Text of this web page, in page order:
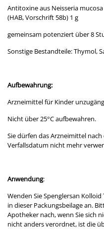
Antitoxine aus Neisseria
(HAB, Vorschrift 58b) 1 g
gemeinsam potenziert über 8
Sonstige Bestandteile: Thymol,
Aufbewahrung:
Arzneimittel für Kinder
Nicht über 25°C aufbewahren.
Sie dürfen das Arzneimittel
Verfallsdatum nicht mehr
Anwendung:
Wenden Sie Spenglersan
in dieser Packungsbeilage an.
Apotheker nach, wenn Sie sich
nicht anders verordnet, ist die